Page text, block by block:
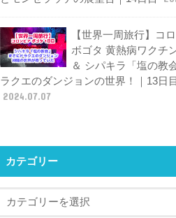
【世界一周旅行】コ
ボゴタ 黄熱病ワクチ
＆ シパキラ「塩の教
ラクエのダンジョンの世界！｜13日目
2024.07.07
カテゴリー